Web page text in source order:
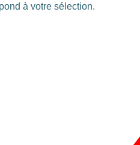
à votre sélection.